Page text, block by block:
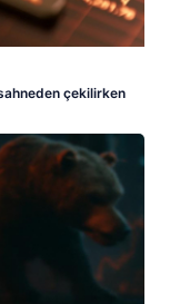
çekilirken